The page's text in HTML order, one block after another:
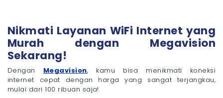
Nikmati Layanan WiFi Internet yang
Murah dengan Megavision
Sekarang!
Dengan Megavision, kamu bisa menikmati koneksi
internet cepat dengan harga yang sangat terjangkau,
mulai dari 100 ribuan saja!